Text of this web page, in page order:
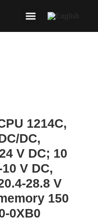
1214C,
DC,
V DC; 10
V DC,
28.8 V
150
0XB0